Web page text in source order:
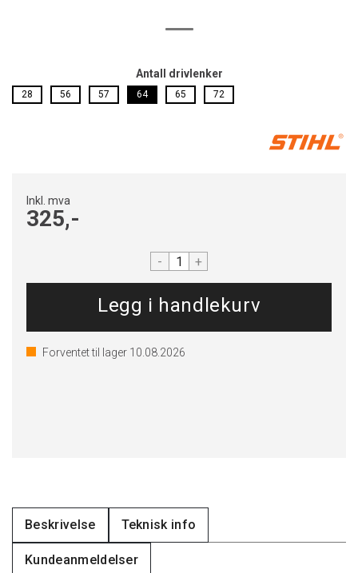
Antall drivlenker
28 56 57 64 65 72
Inkl. mva
325,-
- +
Forventet til lager 10.08.2026
Beskrivelse Teknisk info
Kundeanmeldelser